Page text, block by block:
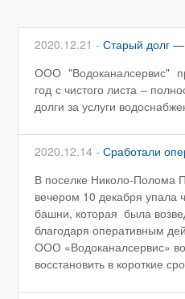
2020.12.21 -Старый долг —
ООО "Водоканалсервис"
год с чистого листа –
долги за услуги
2020.12.14 -Сработали
В поселке Николо-Полома
вечером 10 декабря упала
башни, которая была
благодаря оперативным
ООО «Водоканалсервис»
восстановить в короткие